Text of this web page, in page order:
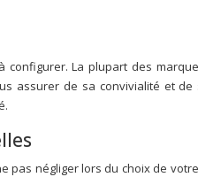
configurer. La plupart des
assurer de sa convivialité
négliger lors du choix de votre